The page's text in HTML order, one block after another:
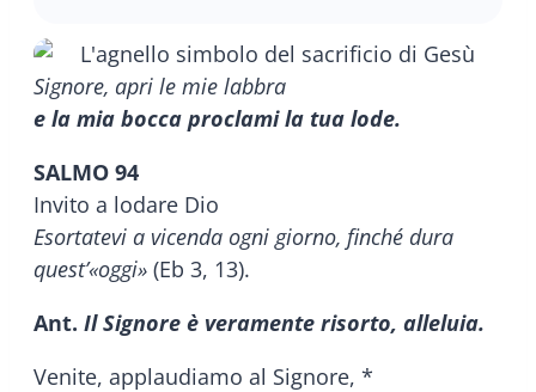
Signore, apri le mie labbra
e la mia bocca proclami la tua lode.
SALMO 94
Invito a lodare Dio
Esortatevi a vicenda ogni giorno, finché dura
quest’«oggi» (Eb 3, 13).
Ant. Il Signore è veramente risorto, alleluia.
Venite, applaudiamo al Signore, *